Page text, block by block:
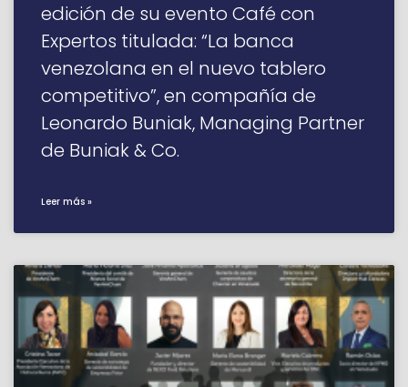
edición de su evento Café con
Expertos titulada: “La banca
venezolana en el nuevo tablero
competitivo”, en compañía de
Leonardo Buniak, Managing Partner
de Buniak & Co.
Leer más »